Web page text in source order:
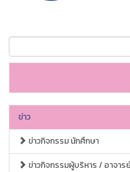
ข่าว
ข่าวกิจกรรม นักศึกษา
ข่าวกิจกรรมผู้บริหาร / อาจา